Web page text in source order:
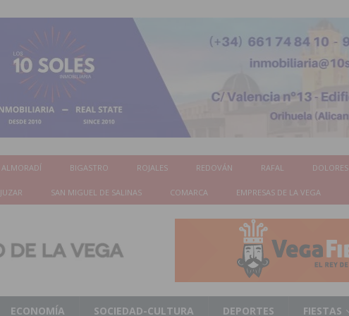
ALMORADÍ BIGASTRO ROJALES REDOVÁN RAFAL DOLORES
SAN MIGUEL DE SALINAS COMARCA EMPRESAS DE LA VEGA
ECONOMÍA SOCIEDAD-CULTURA DEPORTES FIESTAS